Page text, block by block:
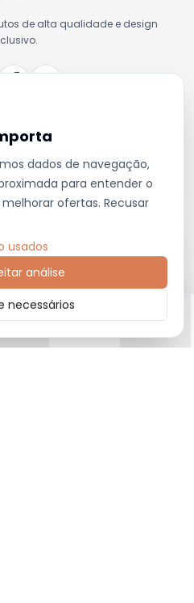
de alta qualidade e design
PAGAMENTO
SEGURA
E PARCEIROS
dados de navegação,
para entender o
ofertas. Recusar
usados
análise
necessários